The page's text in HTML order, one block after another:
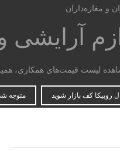
و مغازه‌داران
آرایشی
لیست قیمت‌های همکاری، همین
روبیکا کف بازار شوید متوجه